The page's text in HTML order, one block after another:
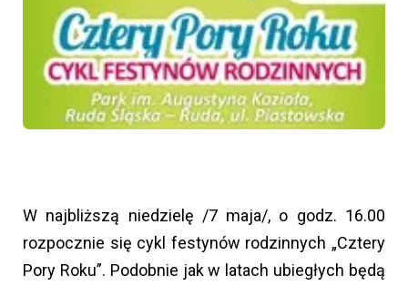
W najbliższą niedzielę /7 maja/, o godz. 16.00
rozpocznie się cykl festynów rodzinnych „Cztery
Pory Roku”. Podobnie jak w latach ubiegłych będą